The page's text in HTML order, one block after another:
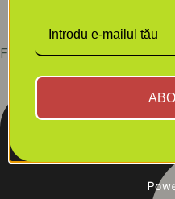
Facebook-square